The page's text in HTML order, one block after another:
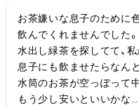
お茶嫌いな息子のために
飲んでくれませんでした。
水出し緑茶を探してて、
息子にも飲ませたらなん
水筒のお茶が空っぽって
もう少し安いといいかな